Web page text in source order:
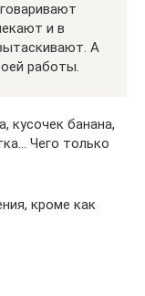
и в
А
работы.
кусочек банана,
Чего только
кроме как